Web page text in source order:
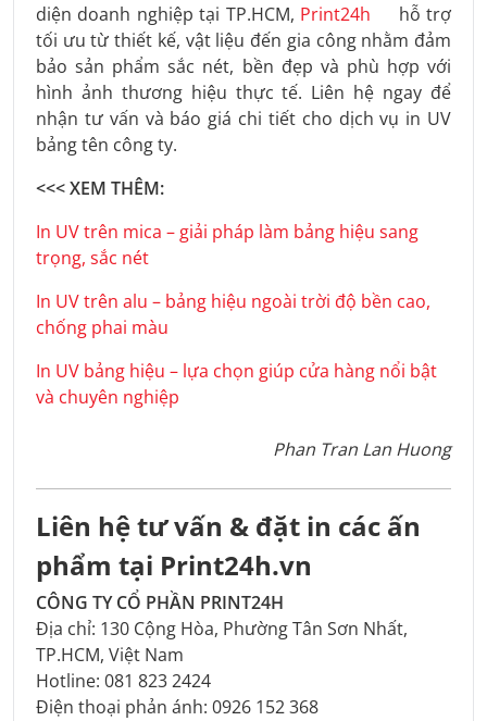
diện doanh nghiệp tại TP.HCM, Print24h
hỗ trợ
tối ưu từ thiết kế, vật liệu đến gia công nhằm đảm
bảo sản phẩm sắc nét, bền đẹp và phù hợp với
hình ảnh thương hiệu thực tế. Liên hệ ngay để
nhận tư vấn và báo giá chi tiết cho dịch vụ in UV
bảng tên công ty.
<<< XEM THÊM:
In UV trên mica – giải pháp làm bảng hiệu sang
trọng, sắc nét
In UV trên alu – bảng hiệu ngoài trời độ bền cao,
chống phai màu
In UV bảng hiệu – lựa chọn giúp cửa hàng nổi bật
và chuyên nghiệp
Phan Tran Lan Huong
Liên hệ tư vấn & đặt in các ấn
phẩm tại Print24h.vn
CÔNG TY CỔ PHẦN PRINT24H
Địa chỉ: 130 Cộng Hòa, Phường Tân Sơn Nhất,
TP.HCM, Việt Nam
Hotline: 081 823 2424
Điện thoại phản ánh: 0926 152 368